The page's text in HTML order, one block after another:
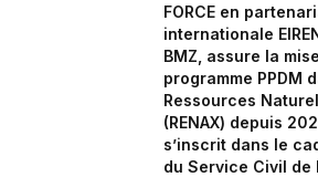
FORCE en
internationale
BMZ, assure la
programme PPDM
Ressources
(RENAX) depuis
s’inscrit dans le
du Service Civil de